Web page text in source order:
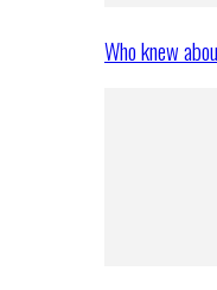
Who knew